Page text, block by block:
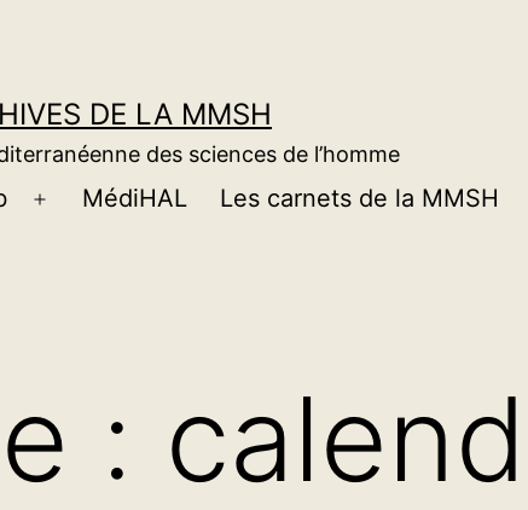
DE LA MMSH
des sciences de l’homme
Ouvrir
MédiHAL Les carnets de la MMSH
: